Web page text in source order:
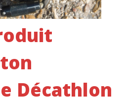
Décathlon